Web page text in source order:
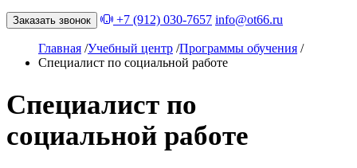
Заказать звонок +7 (912) 030-7657 info@ot66.ru
Главная /Учебный центр /Программы обучения /
Специалист по социальной работе
Специалист по
социальной работе